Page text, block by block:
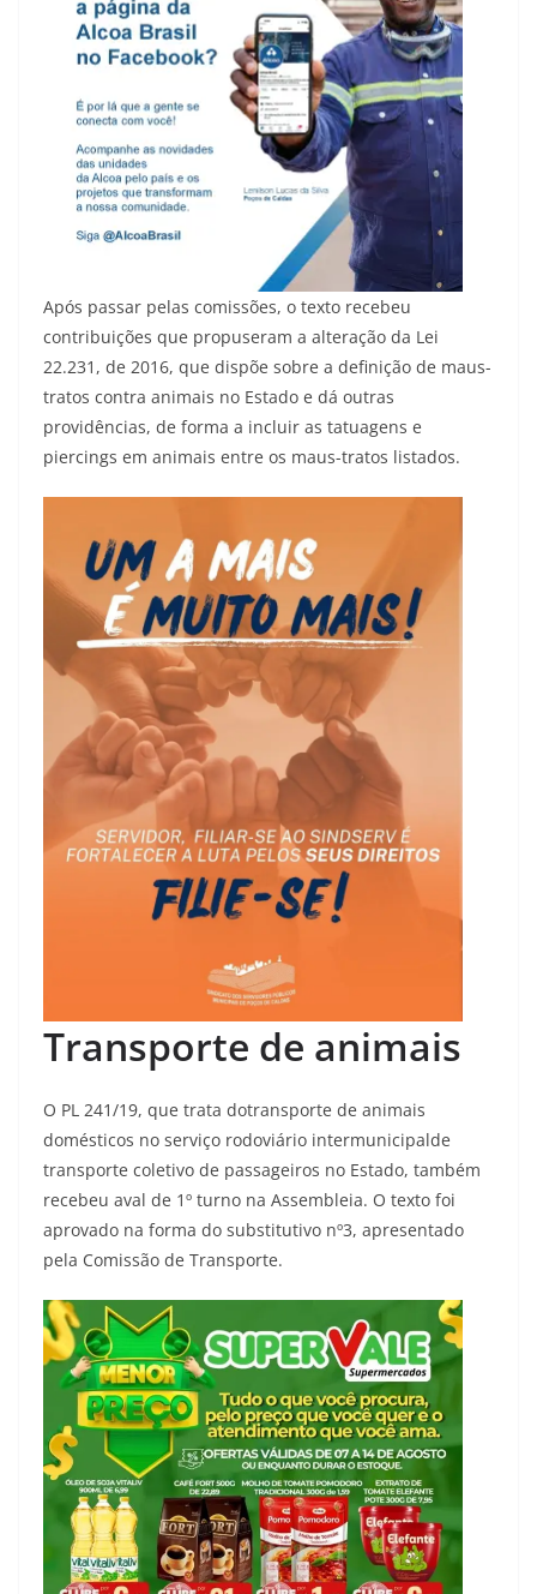
Após passar pelas comissões, o texto recebeu
contribuições que propuseram a alteração da Lei
22.231, de 2016, que dispõe sobre a definição de maus-
tratos contra animais no Estado e dá outras
providências, de forma a incluir as tatuagens e
piercings em animais entre os maus-tratos listados.
Transporte de animais
O PL 241/19, que trata dotransporte de animais
domésticos no serviço rodoviário intermunicipalde
transporte coletivo de passageiros no Estado, também
recebeu aval de 1º turno na Assembleia. O texto foi
aprovado na forma do substitutivo nº3, apresentado
pela Comissão de Transporte.